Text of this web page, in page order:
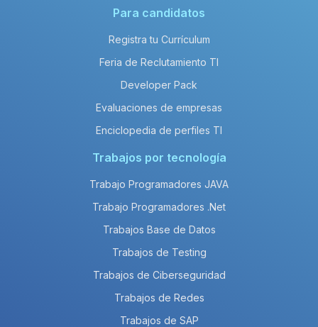
Para candidatos
Registra tu Currículum
Feria de Reclutamiento TI
Developer Pack
Evaluaciones de empresas
Enciclopedia de perfiles TI
Trabajos por tecnología
Trabajo Programadores JAVA
Trabajo Programadores .Net
Trabajos Base de Datos
Trabajos de Testing
Trabajos de Ciberseguridad
Trabajos de Redes
Trabajos de SAP